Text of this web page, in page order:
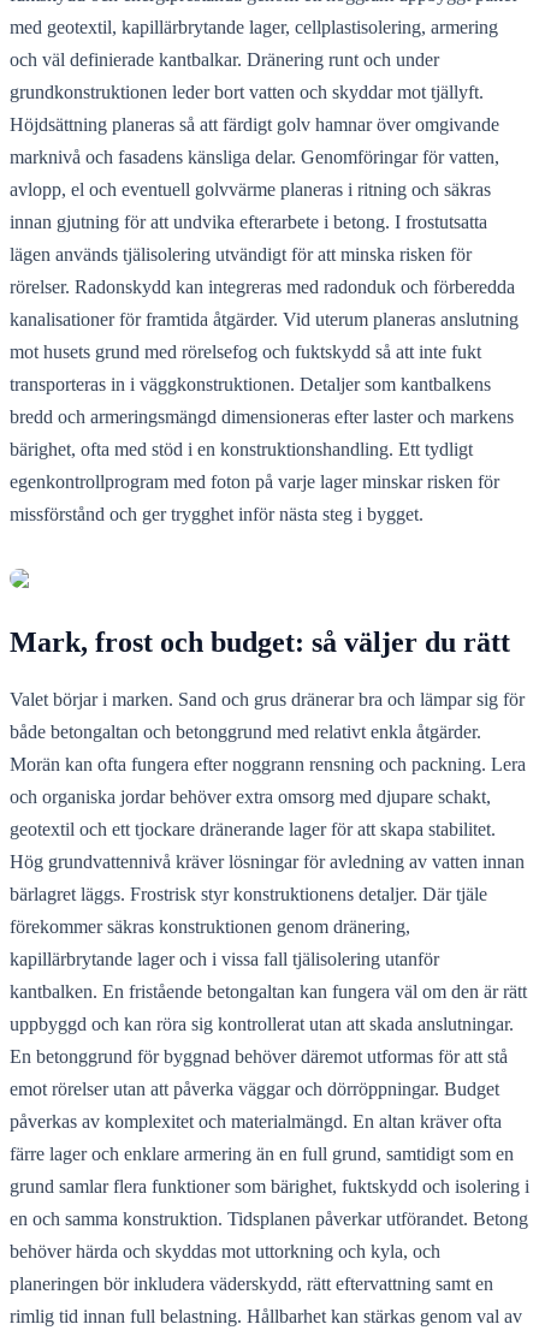
med geotextil, kapillärbrytande lager, cellplastisolering, armering
och väl definierade kantbalkar. Dränering runt och under
grundkonstruktionen leder bort vatten och skyddar mot tjällyft.
Höjdsättning planeras så att färdigt golv hamnar över omgivande
marknivå och fasadens känsliga delar. Genomföringar för vatten,
avlopp, el och eventuell golvvärme planeras i ritning och säkras
innan gjutning för att undvika efterarbete i betong. I frostutsatta
lägen används tjälisolering utvändigt för att minska risken för
rörelser. Radonskydd kan integreras med radonduk och förberedda
kanalisationer för framtida åtgärder. Vid uterum planeras anslutning
mot husets grund med rörelsefog och fuktskydd så att inte fukt
transporteras in i väggkonstruktionen. Detaljer som kantbalkens
bredd och armeringsmängd dimensioneras efter laster och markens
bärighet, ofta med stöd i en konstruktionshandling. Ett tydligt
egenkontrollprogram med foton på varje lager minskar risken för
missförstånd och ger trygghet inför nästa steg i bygget.
Mark, frost och budget: så väljer du rätt
Valet börjar i marken. Sand och grus dränerar bra och lämpar sig för
både betongaltan och betonggrund med relativt enkla åtgärder.
Morän kan ofta fungera efter noggrann rensning och packning. Lera
och organiska jordar behöver extra omsorg med djupare schakt,
geotextil och ett tjockare dränerande lager för att skapa stabilitet.
Hög grundvattennivå kräver lösningar för avledning av vatten innan
bärlagret läggs. Frostrisk styr konstruktionens detaljer. Där tjäle
förekommer säkras konstruktionen genom dränering,
kapillärbrytande lager och i vissa fall tjälisolering utanför
kantbalken. En fristående betongaltan kan fungera väl om den är rätt
uppbyggd och kan röra sig kontrollerat utan att skada anslutningar.
En betonggrund för byggnad behöver däremot utformas för att stå
emot rörelser utan att påverka väggar och dörröppningar. Budget
påverkas av komplexitet och materialmängd. En altan kräver ofta
färre lager och enklare armering än en full grund, samtidigt som en
grund samlar flera funktioner som bärighet, fuktskydd och isolering i
en och samma konstruktion. Tidsplanen påverkar utförandet. Betong
behöver härda och skyddas mot uttorkning och kyla, och
planeringen bör inkludera väderskydd, rätt eftervattning samt en
rimlig tid innan full belastning. Hållbarhet kan stärkas genom val av